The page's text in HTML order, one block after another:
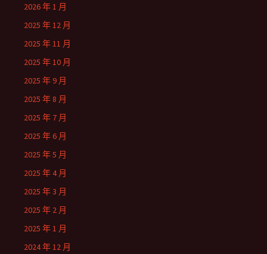
2026 年 1 月
2025 年 12 月
2025 年 11 月
2025 年 10 月
2025 年 9 月
2025 年 8 月
2025 年 7 月
2025 年 6 月
2025 年 5 月
2025 年 4 月
2025 年 3 月
2025 年 2 月
2025 年 1 月
2024 年 12 月